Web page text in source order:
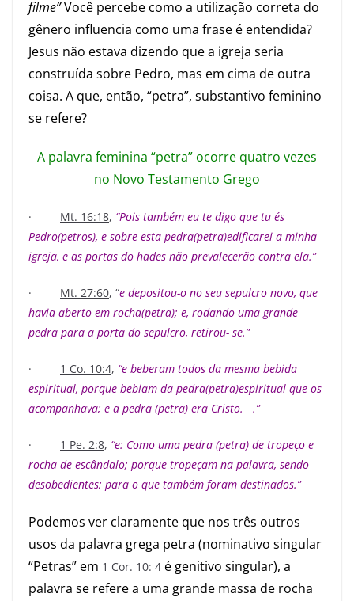
filme”Você percebe como a utilização correta do
gênero influencia como uma frase é entendida?
Jesus não estava dizendo que a igreja seria
construída sobre Pedro, mas em cima de outra
coisa. A que, então, “petra”, substantivo feminino
se refere?
A palavra feminina “petra” ocorre quatro vezes
no Novo Testamento Grego
· Mt. 16:18, “Pois também eu te digo que tu és
Pedro(petros), e sobre esta pedra(petra)edificarei a minha
igreja, e as portas do hades não prevalecerão contra ela.”
· Mt. 27:60, “e depositou-o no seu sepulcro novo, que
havia aberto em rocha(petra); e, rodando uma grande
pedra para a porta do sepulcro, retirou- se.”
· 1 Co. 10:4, “e beberam todos da mesma bebida
espiritual, porque bebiam da pedra(petra)espiritual que os
acompanhava; e a pedra (petra) era Cristo. .”
· 1 Pe. 2:8, “e: Como uma pedra (petra) de tropeço e
rocha de escândalo; porque tropeçam na palavra, sendo
desobedientes; para o que também foram destinados.”
Podemos ver claramente que nos três outros
usos da palavra grega petra (nominativo singular
“Petras” em 1 Cor. 10: 4 é genitivo singular), a
palavra se refere a uma grande massa de rocha